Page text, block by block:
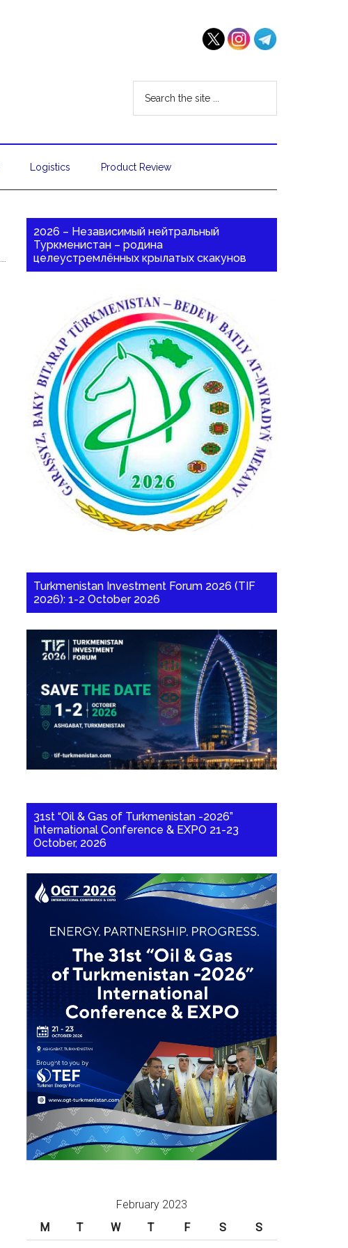
Logistics Product Review
2026 – Независимый нейтральный
Туркменистан – родина
целеустремлённых крылатых скакунов
Turkmenistan Investment Forum 2026 (TIF
2026): 1-2 October 2026
31st “Oil & Gas of Turkmenistan -2026”
International Conference & EXPO 21-23
October, 2026
February 2023
M
T W T F S S